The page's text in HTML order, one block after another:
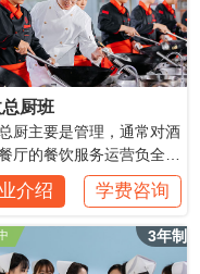
厨班
厨主要是管理，通常对酒
厅的餐饮服务运营负全面
包括雇用和举荐至企业工
，管理食品和非食品的库
保持适当的就业和税收记
政总厨负责餐厅食物的整
介绍 学费咨询
3年制